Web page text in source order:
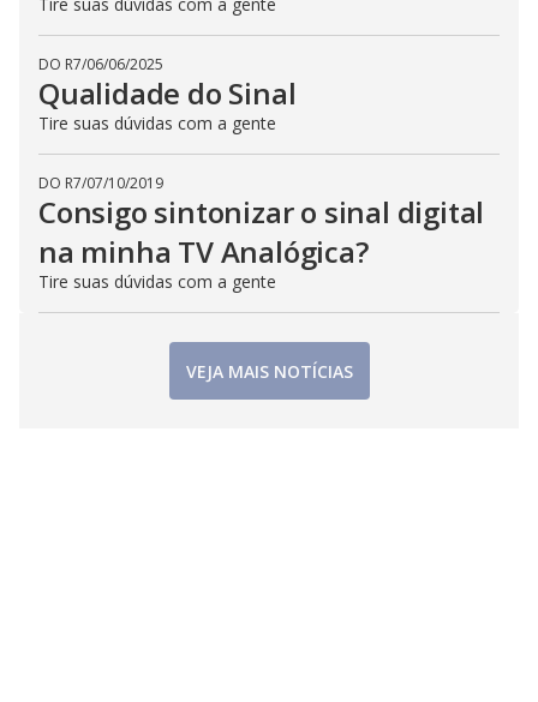
DO R7/06/06/2025
Qualidade do Sinal
Tire suas dúvidas com a gente
DO R7/07/10/2019
Consigo sintonizar o sinal digital
na minha TV Analógica?
Tire suas dúvidas com a gente
VEJA MAIS NOTÍCIAS